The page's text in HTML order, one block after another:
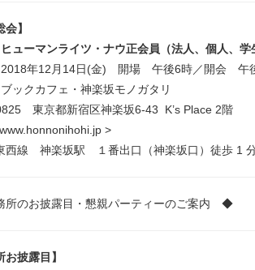
会】
ヒューマンライツ・ナウ正会員（法人、個人、学
2018年12月14日(金) 開場 午後6時／開会 午
ックカフェ・神楽坂モノガタリ
東京都新宿区神楽坂6-43 K’s Place 2階
>
西線 神楽坂駅 １番出口（神楽坂口）徒歩 1
のお披露目・懇親パーティーのご案内 ◆
お披露目】